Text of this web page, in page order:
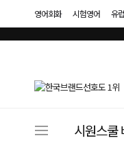
영어회화 시험영어 유
이
시원스쿨